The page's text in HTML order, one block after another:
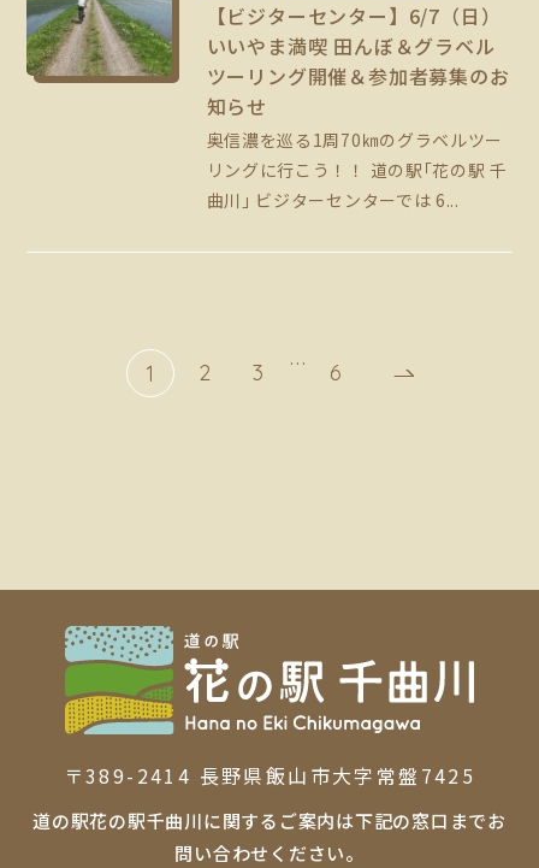
【ビジターセンター】6/7（日）
いいやま満喫 田んぼ＆グラベル
ツーリング開催＆参加者募集のお
知らせ
奥信濃を巡る1周70㎞のグラベルツー
リングに行こう！！ 道の駅｢花の駅 千
曲川｣ ビジターセンターでは 6...
1 2 3 … 6 次へ
〒389-2414 ⻑野県飯⼭市⼤字常盤7425
道の駅花の駅千曲川に関するご案内は下記の窓口までお
問い合わせください。